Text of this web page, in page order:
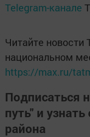
Telegram-канале
Читайте новости
национальном
https://max.ru/
Подписаться
путь" и
района